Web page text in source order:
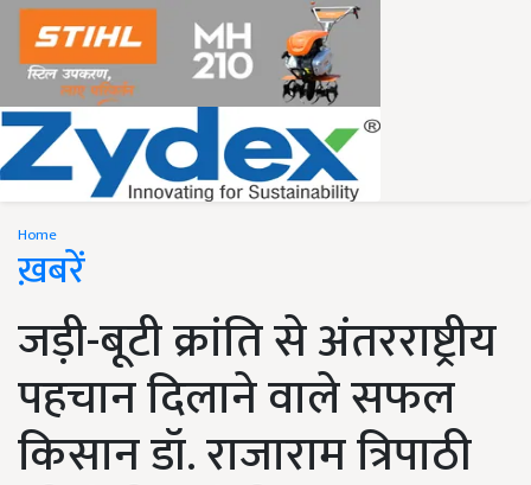
Home
ख़बरें
जड़ी-बूटी क्रांति से अंतरराष्ट्रीय
पहचान दिलाने वाले सफल
किसान डॉ. राजाराम त्रिपाठी